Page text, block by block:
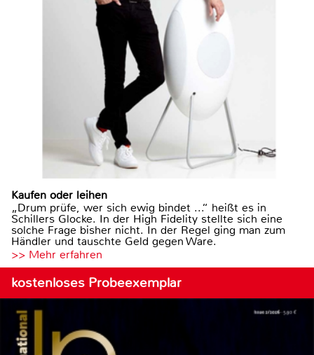
Kaufen oder leihen
„Drum prüfe, wer sich ewig bindet ...“ heißt es in
Schillers Glocke. In der High Fidelity stellte sich eine
solche Frage bisher nicht. In der Regel ging man zum
Händler und tauschte Geld gegen Ware.
>> Mehr erfahren
kostenloses Probeexemplar